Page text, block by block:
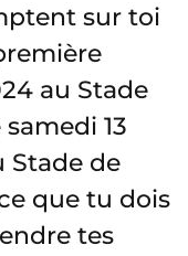
sur toi
au Stade
13
Stade de
que tu dois
tes